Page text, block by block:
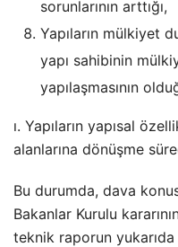
sorunlarının arttığı,
Yapıların mülkiyet
yapı sahibinin
yapılaşmasının
ı. Yapıların yapısal
alanlarına dönüşme
Bu durumda, dava
Bakanlar Kurulu
teknik raporun